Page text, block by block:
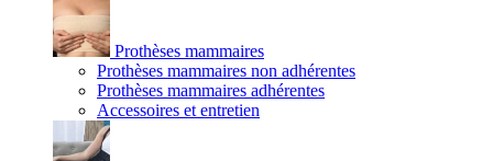
Prothèses mammaires
Prothèses mammaires non adhérentes
Prothèses mammaires adhérentes
Accessoires et entretien